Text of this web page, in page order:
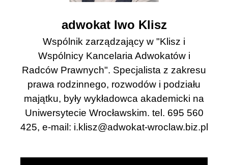
adwokat Iwo Klisz
Wspólnik zarządzający w "Klisz i
Wspólnicy Kancelaria Adwokatów i
Radców Prawnych". Specjalista z zakresu
prawa rodzinnego, rozwodów i podziału
majątku, były wykładowca akademicki na
Uniwersytecie Wrocławskim. tel. 695 560
425, e-mail: i.klisz@adwokat-wroclaw.biz.pl